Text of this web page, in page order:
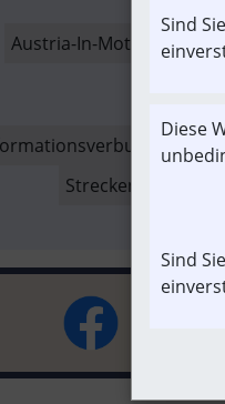
Austria-In-Motion
Strecken-Portrait
Sind
Diese
Sind